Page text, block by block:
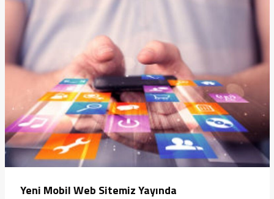
Yeni Mobil Web Sitemiz Yayında